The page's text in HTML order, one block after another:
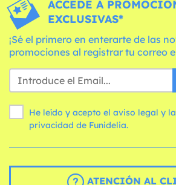
ACCEDE A
EXCLUSIVAS*
¡Sé el primero en enterarte de las
promociones al registrar tu correo
He leído y acepto el aviso legal y
privacidad de Funidelia.
ATENCIÓN AL